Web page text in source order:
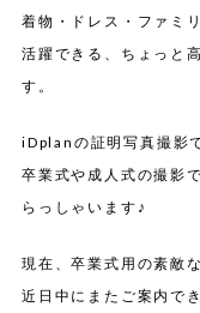
着物・ドレス・ファミ
活躍できる、ちょっと
す。
iDplanの証明写真撮影
卒業式や成人式の撮影
らっしゃいます♪
現在、卒業式用の素敵
近日中にまたご案内で